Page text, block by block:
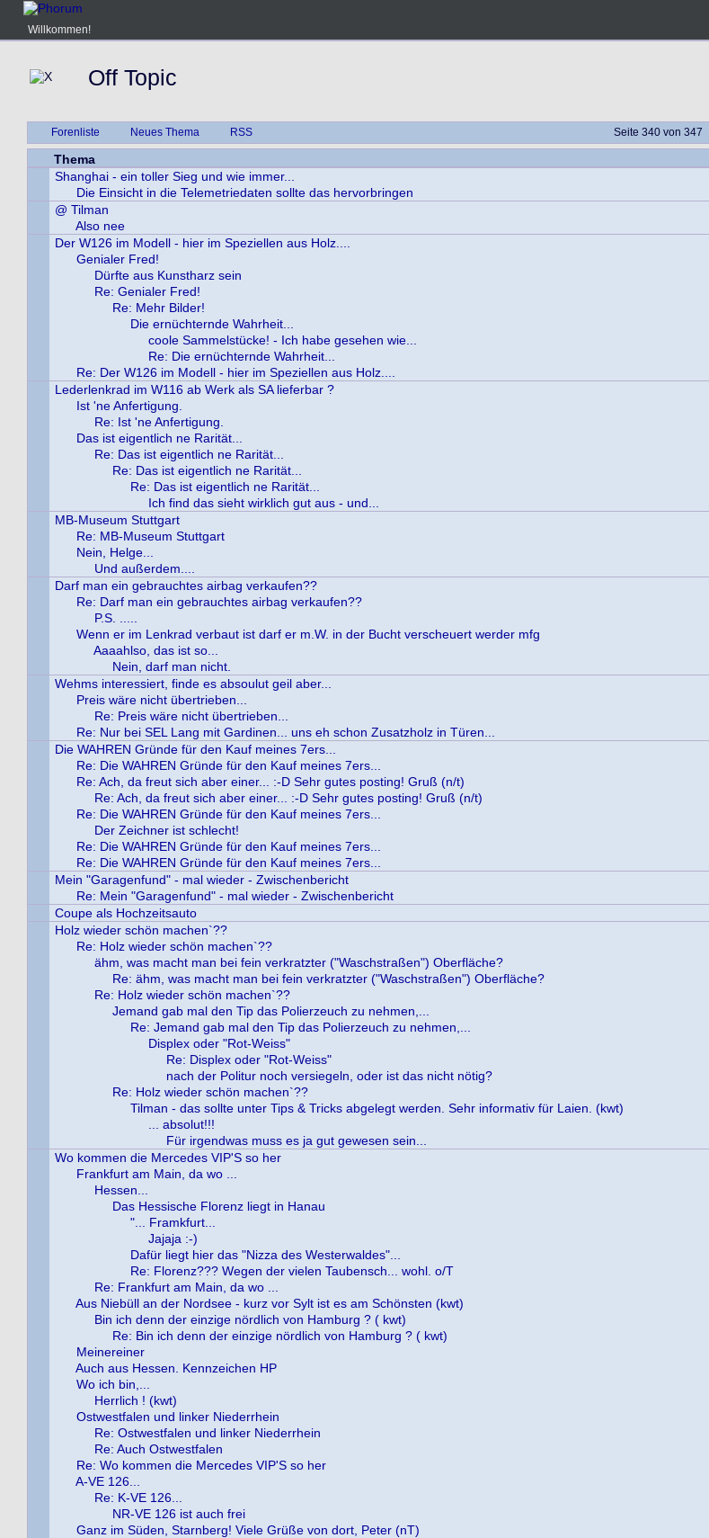
Willkommen!
Off Topic
Seite 340 von 347
Forenliste Neues Thema RSS
Thema
Shanghai - ein toller Sieg und wie immer...
Die Einsicht in die Telemetriedaten sollte das hervorbringen
@ Tilman
Also nee
Der W126 im Modell - hier im Speziellen aus Holz....
Genialer Fred!
Dürfte aus Kunstharz sein
Re: Genialer Fred!
Re: Mehr Bilder!
Die ernüchternde Wahrheit...
coole Sammelstücke! - Ich habe gesehen wie...
Re: Die ernüchternde Wahrheit...
Re: Der W126 im Modell - hier im Speziellen aus Holz....
Lederlenkrad im W116 ab Werk als SA lieferbar ?
Ist 'ne Anfertigung.
Re: Ist 'ne Anfertigung.
Das ist eigentlich ne Rarität...
Re: Das ist eigentlich ne Rarität...
Re: Das ist eigentlich ne Rarität...
Re: Das ist eigentlich ne Rarität...
Ich find das sieht wirklich gut aus - und...
MB-Museum Stuttgart
Re: MB-Museum Stuttgart
Nein, Helge...
Und außerdem....
Darf man ein gebrauchtes airbag verkaufen??
Re: Darf man ein gebrauchtes airbag verkaufen??
P.S. .....
Wenn er im Lenkrad verbaut ist darf er m.W. in der Bucht verscheuert werder mfg
Aaaahlso, das ist so...
Nein, darf man nicht.
Wehms interessiert, finde es absoulut geil aber...
Preis wäre nicht übertrieben...
Re: Preis wäre nicht übertrieben...
Re: Nur bei SEL Lang mit Gardinen... uns eh schon Zusatzholz in Türen...
Die WAHREN Gründe für den Kauf meines 7ers...
Re: Die WAHREN Gründe für den Kauf meines 7ers...
Re: Ach, da freut sich aber einer... :-D Sehr gutes posting! Gruß (n/t)
Re: Ach, da freut sich aber einer... :-D Sehr gutes posting! Gruß (n/t)
Re: Die WAHREN Gründe für den Kauf meines 7ers...
Der Zeichner ist schlecht!
Re: Die WAHREN Gründe für den Kauf meines 7ers...
Re: Die WAHREN Gründe für den Kauf meines 7ers...
Mein "Garagenfund" - mal wieder - Zwischenbericht
Re: Mein "Garagenfund" - mal wieder - Zwischenbericht
Coupe als Hochzeitsauto
Holz wieder schön machen`??
Re: Holz wieder schön machen`??
ähm, was macht man bei fein verkratzter ("Waschstraßen") Oberfläche?
Re: ähm, was macht man bei fein verkratzter ("Waschstraßen") Oberfläche?
Re: Holz wieder schön machen`??
Jemand gab mal den Tip das Polierzeuch zu nehmen,...
Re: Jemand gab mal den Tip das Polierzeuch zu nehmen,...
Displex oder "Rot-Weiss"
Re: Displex oder "Rot-Weiss"
nach der Politur noch versiegeln, oder ist das nicht nötig?
Re: Holz wieder schön machen`??
Tilman - das sollte unter Tips & Tricks abgelegt werden. Sehr informativ für Laien. (kwt)
... absolut!!!
Für irgendwas muss es ja gut gewesen sein...
Wo kommen die Mercedes VIP'S so her
Frankfurt am Main, da wo ...
Hessen...
Das Hessische Florenz liegt in Hanau
"... Framkfurt...
Jajaja :-)
Dafür liegt hier das "Nizza des Westerwaldes"...
Re: Florenz??? Wegen der vielen Taubensch... wohl. o/T
Re: Frankfurt am Main, da wo ...
Aus Niebüll an der Nordsee - kurz vor Sylt ist es am Schönsten (kwt)
Bin ich denn der einzige nördlich von Hamburg ? ( kwt)
Re: Bin ich denn der einzige nördlich von Hamburg ? ( kwt)
Meinereiner
Auch aus Hessen. Kennzeichen HP
Wo ich bin,...
Herrlich ! (kwt)
Ostwestfalen und linker Niederrhein
Re: Ostwestfalen und linker Niederrhein
Re: Auch Ostwestfalen
Re: Wo kommen die Mercedes VIP'S so her
A-VE 126...
Re: K-VE 126...
NR-VE 126 ist auch frei
Ganz im Süden, Starnberg! Viele Grüße von dort, Peter (nT)